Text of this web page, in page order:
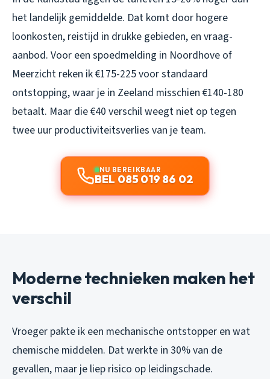
het landelijk gemiddelde. Dat komt door hogere
loonkosten, reistijd in drukke gebieden, en vraag-
aanbod. Voor een spoedmelding in Noordhove of
Meerzicht reken ik €175-225 voor standaard
ontstopping, waar je in Zeeland misschien €140-180
betaalt. Maar die €40 verschil weegt niet op tegen
twee uur productiviteitsverlies van je team.
NU BEREIKBAAR
BEL 085 019 86 02
Moderne technieken maken het
verschil
Vroeger pakte ik een mechanische ontstopper en wat
chemische middelen. Dat werkte in 30% van de
gevallen, maar je liep risico op leidingschade.